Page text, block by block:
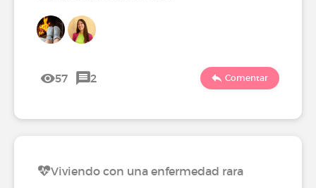
57 2 Comentar
Viviendo con una enfermedad rara